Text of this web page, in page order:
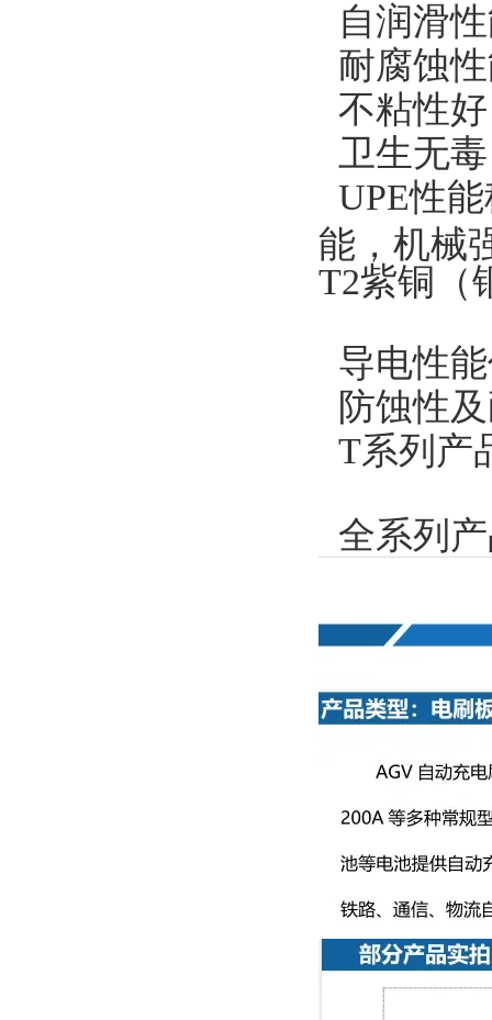
自润滑
耐腐蚀
不粘性
卫生无
UPE性
能，机械
T2紫铜（
导电性
防蚀性
T系列产
全系列